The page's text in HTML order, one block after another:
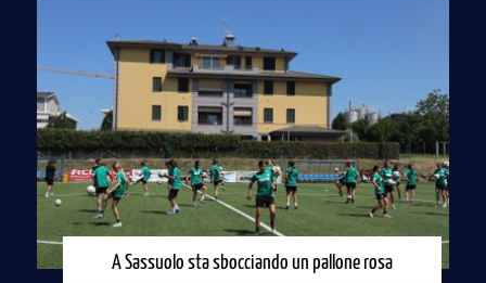
A Sassuolo sta sbocciando un pallone rosa